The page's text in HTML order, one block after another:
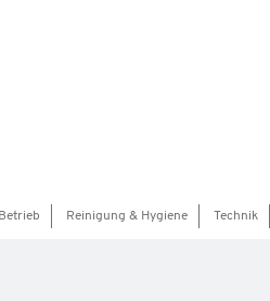
Reinigung & Hygiene Technik